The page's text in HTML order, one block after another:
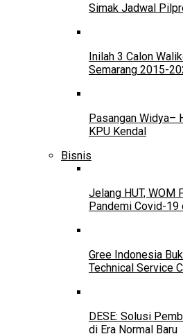
Simak Jadwal
Inilah 3 Calon
Semarang 2015-
Pasangan Widya–
KPU Kendal
Bisnis
Jelang HUT, WOM
Pandemi Covid-19
Gree Indonesia
Technical Service
DESE: Solusi
di Era Normal Baru